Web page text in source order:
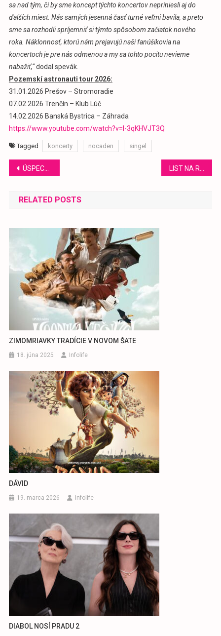
sa nad tým, či by sme koncept týchto koncertov nepriniesli aj do
ďalších miest. Nás samých jesenná časť turné veľmi bavila, a preto
sme sa rozhodli spríjemniť si týmto spôsobom začiatok nového
roka. Náklonnosť, ktorú nám prejavujú naši fanúšikovia na
koncertoch je pre nás odmenou a my sa tohto pocitu nevieme
nabažiť,“dodal spevák.
Pozemskí astronauti tour 2026:
31.01.2026 Prešov – Stromoradie
07.02.2026 Trenčín – Klub Lúč
14.02.2026 Banská Bystrica – Záhrada
https://www.youtube.com/watch?v=l-3qKHVJT3Q
Tagged koncerty nocaden singel
Navigácia
v
článku
ÚSPECH FIRMY LIDL
RELATED POSTS
ZIMOMRIAVKY TRADÍCIE V NOVOM ŠATE
18. júna 2025 Infolife
DÁVID
19. marca 2026 Infolife
DIABOL NOSÍ PRADU 2